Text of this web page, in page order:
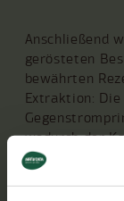
Anschließend
gerösteten
bewährten
Extraktion:
wodurch der
Masse mit
wird von der